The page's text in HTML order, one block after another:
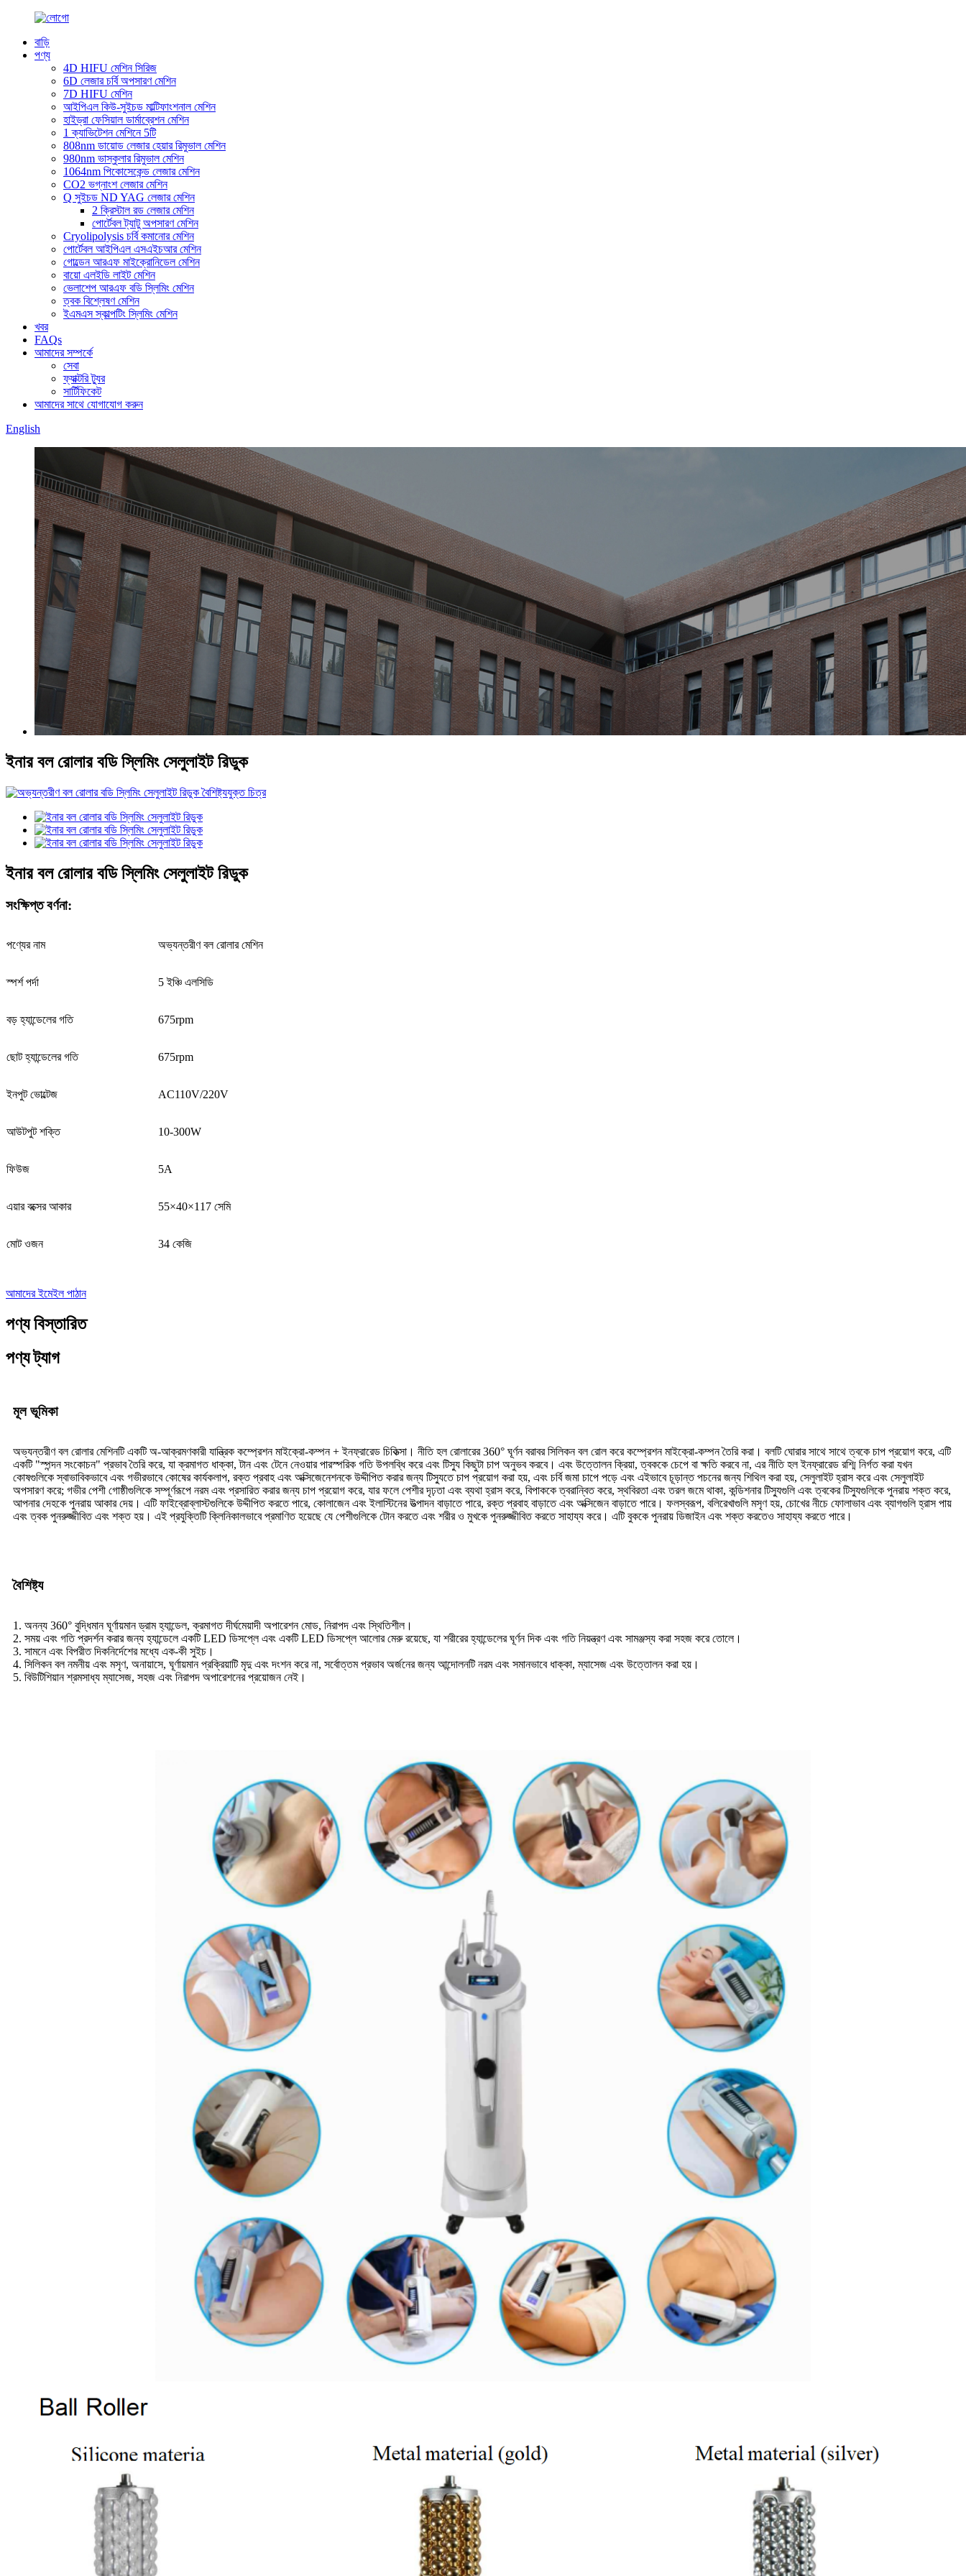
বাড়ি
পণ্য
4D HIFU মেশিন সিরিজ
6D লেজার চর্বি অপসারণ মেশিন
7D HIFU মেশিন
আইপিএল কিউ-সুইচড মাল্টিফাংশনাল মেশিন
হাইড্রা ফেসিয়াল ডার্মাব্রেশন মেশিন
1 ক্যাভিটেশন মেশিনে 5টি
808nm ডায়োড লেজার হেয়ার রিমুভাল মেশিন
980nm ভাস্কুলার রিমুভাল মেশিন
1064nm পিকোসেকেন্ড লেজার মেশিন
CO2 ভগ্নাংশ লেজার মেশিন
Q সুইচড ND YAG লেজার মেশিন
2 ক্রিস্টাল রড লেজার মেশিন
পোর্টেবল ট্যাটু অপসারণ মেশিন
Cryolipolysis চর্বি কমানোর মেশিন
পোর্টেবল আইপিএল এসএইচআর মেশিন
গোল্ডেন আরএফ মাইক্রোনিডেল মেশিন
বায়ো এলইডি লাইট মেশিন
ভেলাশেপ আরএফ বডি স্লিমিং মেশিন
ত্বক বিশ্লেষণ মেশিন
ইএমএস স্কাল্পটিং স্লিমিং মেশিন
খবর
FAQs
আমাদের সম্পর্কে
সেবা
ফ্যাক্টরি ট্যুর
সার্টিফিকেট
আমাদের সাথে যোগাযোগ করুন
English
ইনার বল রোলার বডি স্লিমিং সেলুলাইট রিডুক
ইনার বল রোলার বডি স্লিমিং সেলুলাইট রিডুক
সংক্ষিপ্ত বর্ণনা:
পণ্যের নাম অভ্যন্তরীণ বল রোলার মেশিন
স্পর্শ পর্দা 5 ইঞ্চি এলসিডি
বড় হ্যান্ডেলের গতি 675rpm
ছোট হ্যান্ডেলের গতি 675rpm
ইনপুট ভোল্টেজ AC110V/220V
আউটপুট শক্তি 10-300W
ফিউজ 5A
এয়ার বক্সের আকার 55×40×117 সেমি
মোট ওজন 34 কেজি
আমাদের ইমেইল পাঠান
পণ্য বিস্তারিত
পণ্য ট্যাগ
মূল ভূমিকা
অভ্যন্তরীণ বল রোলার মেশিনটি একটি অ-আক্রমণকারী যান্ত্রিক কম্প্রেশন মাইক্রো-কম্পন + ইনফ্রারেড চিকিত্সা। নীতি হল রোলারের 360° ঘূর্ণন বরাবর সিলিকন বল রোল করে কম্প্রেশন মাইক্রো-কম্পন তৈরি করা। বলটি ঘোরার সাথে সাথে ত্বকে চাপ প্রয়োগ করে, এটি
একটি "স্পন্দন সংকোচন" প্রভাব তৈরি করে, যা ক্রমাগত ধাক্কা, টান এবং টেনে নেওয়ার পারস্পরিক গতি উপলব্ধি করে এবং টিস্যু কিছুটা চাপ অনুভব করবে। এবং উত্তোলন ক্রিয়া, ত্বককে চেপে বা ক্ষতি করবে না, এর নীতি হল ইনফ্রারেড রশ্মি নির্গত করা যখন
কোষগুলিকে স্বাভাবিকভাবে এবং গভীরভাবে কোষের কার্যকলাপ, রক্ত ​​​​প্রবাহ এবং অক্সিজেনেশনকে উদ্দীপিত করার জন্য টিস্যুতে চাপ প্রয়োগ করা হয়, এবং চর্বি জমা চাপে পড়ে এবং এইভাবে চূড়ান্ত পচনের জন্য শিথিল করা হয়, সেলুলাইট হ্রাস করে এবং সেলুলাইট
অপসারণ করে; গভীর পেশী গোষ্ঠীগুলিকে সম্পূর্ণরূপে নরম এবং প্রসারিত করার জন্য চাপ প্রয়োগ করে, যার ফলে পেশীর দৃঢ়তা এবং ব্যথা হ্রাস করে, বিপাককে ত্বরান্বিত করে, স্থবিরতা এবং তরল জমে থাকা, কন্ডিশনার টিস্যুগুলি এবং ত্বকের টিস্যুগুলিকে পুনরায় শক্ত করে,
আপনার দেহকে পুনরায় আকার দেয়। এটি ফাইব্রোব্লাস্টগুলিকে উদ্দীপিত করতে পারে, কোলাজেন এবং ইলাস্টিনের উত্পাদন বাড়াতে পারে, রক্ত ​​​​প্রবাহ বাড়াতে এবং অক্সিজেন বাড়াতে পারে। ফলস্বরূপ, বলিরেখাগুলি মসৃণ হয়, চোখের নীচে ফোলাভাব এবং ব্যাগগুলি হ্রাস পায়
এবং ত্বক পুনরুজ্জীবিত এবং শক্ত হয়। এই প্রযুক্তিটি ক্লিনিকালভাবে প্রমাণিত হয়েছে যে পেশীগুলিকে টোন করতে এবং শরীর ও মুখকে পুনরুজ্জীবিত করতে সাহায্য করে। এটি বুককে পুনরায় ডিজাইন এবং শক্ত করতেও সাহায্য করতে পারে।
বৈশিষ্ট্য
1. অনন্য 360° বুদ্ধিমান ঘূর্ণায়মান ড্রাম হ্যান্ডেল, ক্রমাগত দীর্ঘমেয়াদী অপারেশন মোড, নিরাপদ এবং স্থিতিশীল।
2. সময় এবং গতি প্রদর্শন করার জন্য হ্যান্ডেলে একটি LED ডিসপ্লে এবং একটি LED ডিসপ্লে আলোর মেরু রয়েছে, যা শরীরের হ্যান্ডেলের ঘূর্ণন দিক এবং গতি নিয়ন্ত্রণ এবং সামঞ্জস্য করা সহজ করে তোলে।
3. সামনে এবং বিপরীত দিকনির্দেশের মধ্যে এক-কী সুইচ।
4. সিলিকন বল নমনীয় এবং মসৃণ, অনায়াসে, ঘূর্ণায়মান প্রক্রিয়াটি মৃদু এবং দংশন করে না, সর্বোত্তম প্রভাব অর্জনের জন্য আন্দোলনটি নরম এবং সমানভাবে ধাক্কা, ম্যাসেজ এবং উত্তোলন করা হয়।
5. বিউটিশিয়ান শ্রমসাধ্য ম্যাসেজ, সহজ এবং নিরাপদ অপারেশনের প্রয়োজন নেই।